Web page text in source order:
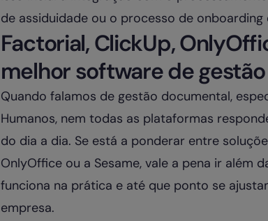
de assiduidade ou o processo de
Factorial, ClickUp,
melhor software de
Quando falamos de gestão documental,
Humanos, nem todas as plataformas
do dia a dia. Se está a ponderar entre
OnlyOffice ou a Sesame, vale a pena ir além
funciona na prática e até que ponto se
empresa.